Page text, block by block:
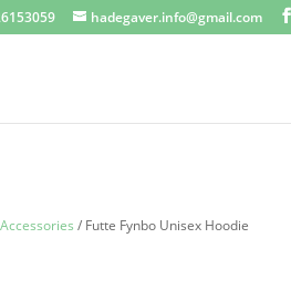
hadegaver.info@gmail.com
Accessories / Futte Fynbo Unisex Hoodie